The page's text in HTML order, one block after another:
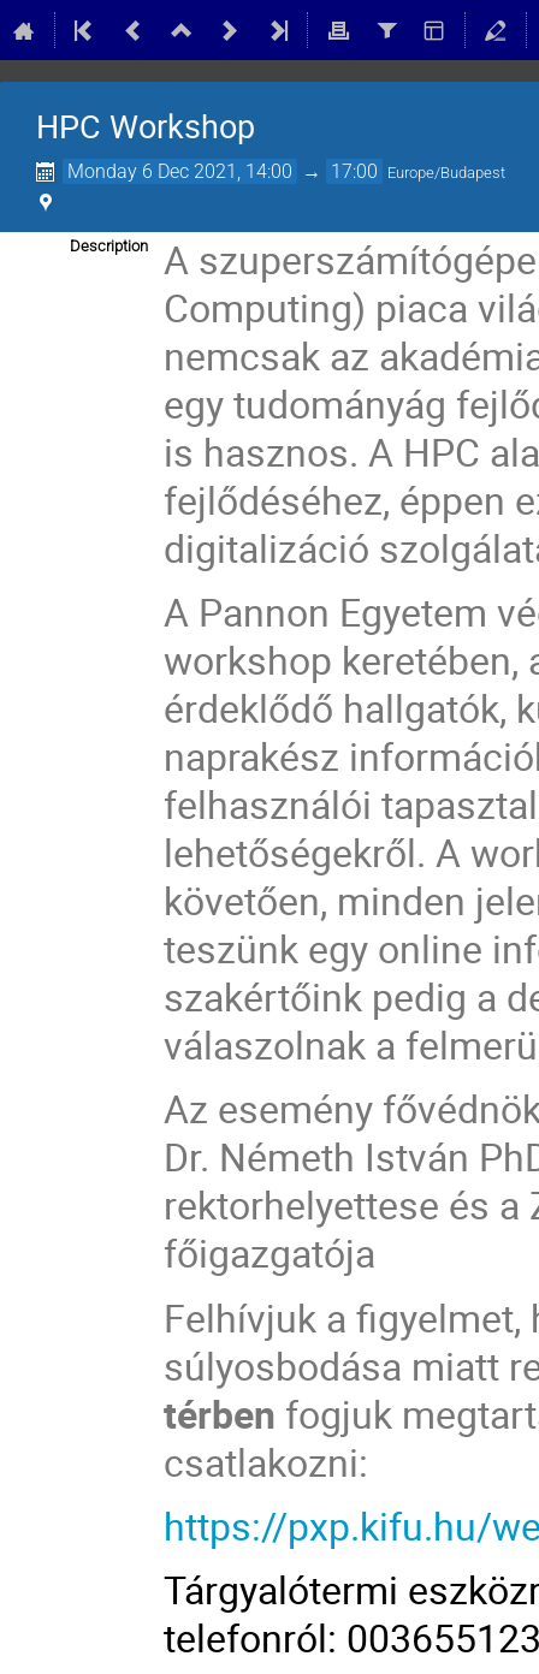
HPC Workshop
Monday 6 Dec 2021, 14:00 → 17:00 Europe/Budapest
Description
A
Computing) piaca
nemcsak az
egy tudományág
is hasznos. A HPC
fejlődéséhez, éppen
digitalizáció
A Pannon Egyetem
workshop
érdeklődő hallgatók,
naprakész
felhasználói
lehetőségekről.A
követően, minden
teszünk egy online
szakértőink pedig a
válaszolnak a
Az esemény
Dr. Németh István
rektorhelyettese és a
főigazgatója
Felhívjuk a
súlyosbodása miatt
térben fogjuk
csatlakozni:
https://pxp.kifu.hu/
Tárgyalótermi
telefonról: